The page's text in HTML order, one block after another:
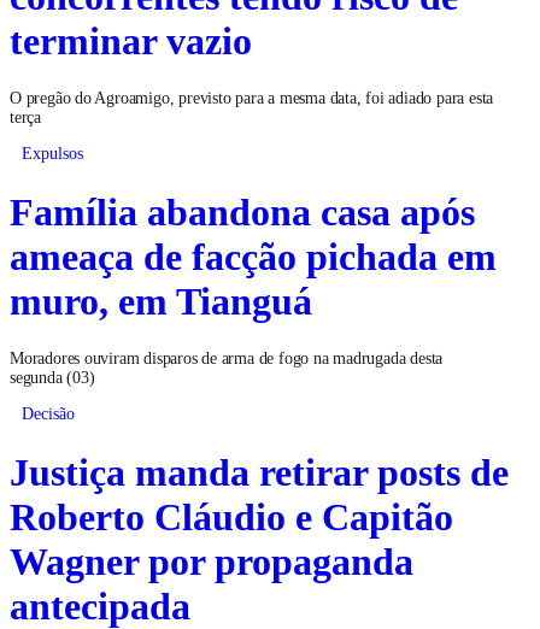
terminar vazio
O pregão do Agroamigo, previsto para a mesma data, foi adiado para esta
terça
Expulsos
Família abandona casa após
ameaça de facção pichada em
muro, em Tianguá
Moradores ouviram disparos de arma de fogo na madrugada desta
segunda (03)
Decisão
Justiça manda retirar posts de
Roberto Cláudio e Capitão
Wagner por propaganda
antecipada